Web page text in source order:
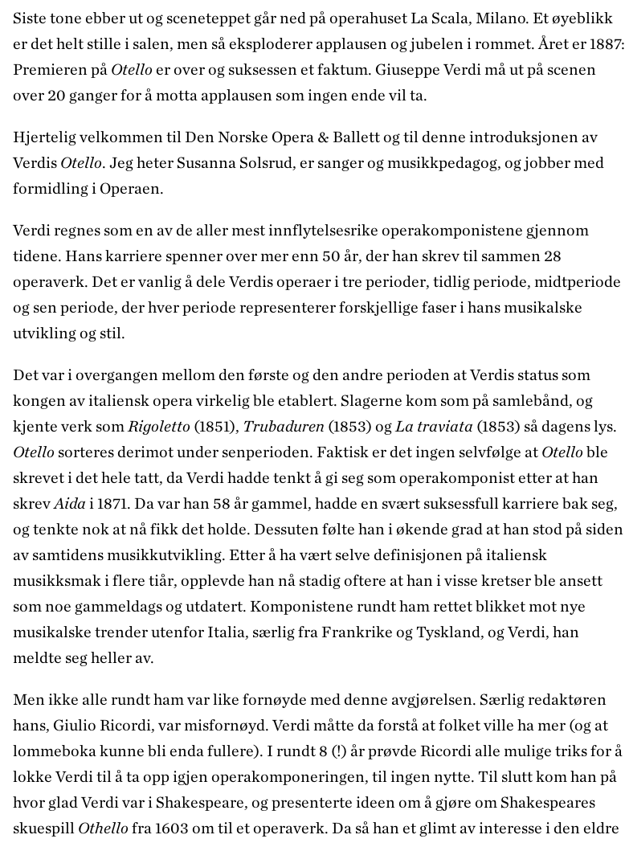
Siste tone ebber ut og sceneteppet går ned på operahuset La Scala, Milano. Et øyeblikk
er det helt stille i salen, men så eksploderer applausen og jubelen i rommet. Året er 1887:
Premieren på Otello er over og suksessen et faktum. Giuseppe Verdi må ut på scenen
over 20 ganger for å motta applausen som ingen ende vil ta.
Hjertelig velkommen til Den Norske Opera & Ballett og til denne introduksjonen av
Verdis Otello. Jeg heter Susanna Solsrud, er sanger og musikkpedagog, og jobber med
formidling i Operaen.
Verdi regnes som en av de aller mest innflytelsesrike operakomponistene gjennom
tidene. Hans karriere spenner over mer enn 50 år, der han skrev til sammen 28
operaverk. Det er vanlig å dele Verdis operaer i tre perioder, tidlig periode, midtperiode
og sen periode, der hver periode representerer forskjellige faser i hans musikalske
utvikling og stil.
Det var i overgangen mellom den første og den andre perioden at Verdis status som
kongen av italiensk opera virkelig ble etablert. Slagerne kom som på samlebånd, og
kjente verk somRigoletto (1851), Trubaduren (1853) ogLa traviata (1853) så dagens lys.
Otello sorteres derimot under senperioden. Faktisk er det ingen selvfølge at Otello ble
skrevet i det hele tatt, da Verdi hadde tenkt å gi seg som operakomponist etter at han
skrevAida i 1871. Da var han 58 år gammel, hadde en svært suksessfull karriere bak seg,
og tenkte nok at nå fikk det holde. Dessuten følte han i økende grad at han stod på siden
av samtidens musikkutvikling. Etter å ha vært selve definisjonen på italiensk
musikksmak i flere tiår, opplevde han nå stadig oftere at han i visse kretser ble ansett
som noe gammeldags og utdatert. Komponistene rundt ham rettet blikket mot nye
musikalske trender utenfor Italia, særlig fra Frankrike og Tyskland, og Verdi, han
meldte seg heller av.
Men ikke alle rundt ham var like fornøyde med denne avgjørelsen. Særlig redaktøren
hans, Giulio Ricordi, var misfornøyd. Verdi måtte da forstå at folket ville ha mer (og at
lommeboka kunne bli enda fullere). I rundt 8 (!) år prøvde Ricordi alle mulige triks for å
lokke Verdi til å ta opp igjen operakomponeringen, til ingen nytte. Til slutt kom han på
hvor glad Verdi var i Shakespeare, og presenterte ideen om å gjøre om Shakespeares
skuespill Othello fra 1603 om til et operaverk. Da så han et glimt av interesse i den eldre